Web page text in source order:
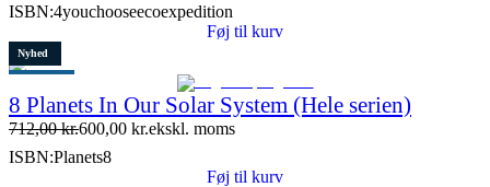
ISBN:4youchooseecoexpedition
Føj til kurv
Nyhed
Tilbud
Restparti
15 stk. tilbage
8 Planets In Our Solar System (Hele serien)
712,00kr.600,00 kr.ekskl. moms
ISBN:Planets8
Føj til kurv